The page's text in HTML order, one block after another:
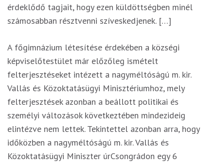
érdeklődő tagjait, hogy ezen küldöttségben minél
számosabban résztvenni szíveskedjenek. […]
A főgimnázium létesítése érdekében a községi
képviselőtestület már előzőleg ismételt
felterjesztéseket intézett a nagyméltóságú m. kir.
Vallás és Közoktatásügyi Minisztériumhoz, mely
felterjesztések azonban a beállott politikai és
személyi változások következtében mindezideig
elintézve nem lettek. Tekintettel azonban arra, hogy
időközben a nagyméltóságú m. kir. Vallás és
Közoktatásügyi Miniszter úrCsongrádon egy 6